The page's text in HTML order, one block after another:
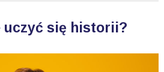
uczyć się historii?